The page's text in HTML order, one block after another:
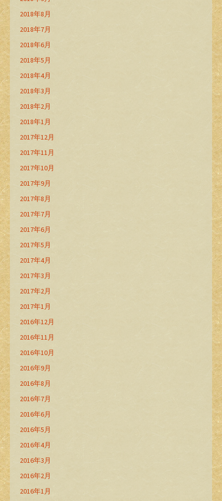
2018年8月
2018年7月
2018年6月
2018年5月
2018年4月
2018年3月
2018年2月
2018年1月
2017年12月
2017年11月
2017年10月
2017年9月
2017年8月
2017年7月
2017年6月
2017年5月
2017年4月
2017年3月
2017年2月
2017年1月
2016年12月
2016年11月
2016年10月
2016年9月
2016年8月
2016年7月
2016年6月
2016年5月
2016年4月
2016年3月
2016年2月
2016年1月